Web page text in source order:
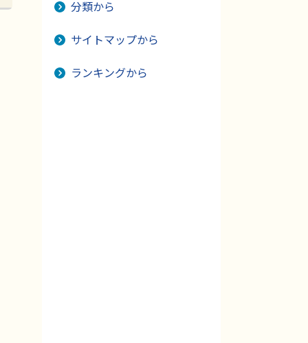
分類から
サイトマップから
ランキングから